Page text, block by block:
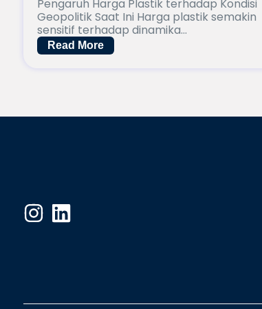
Pengaruh Harga Plastik terhadap Kondisi
Geopolitik Saat Ini Harga plastik semakin
sensitif terhadap dinamika...
Read More